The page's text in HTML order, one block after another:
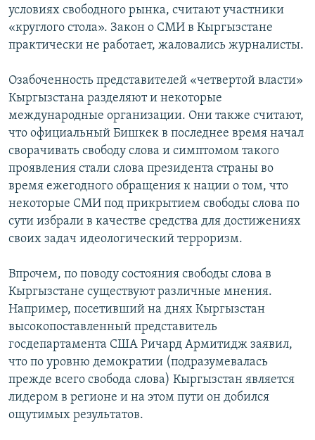
условиях свободного рынка, считают участники
«круглого стола». Закон о СМИ в Кыргызстане
практически не работает, жаловались журналисты.
Озабоченность представителей «четвертой власти»
Кыргызстана разделяют и некоторые
международные организации. Они также считают,
что официальный Бишкек в последнее время начал
сворачивать свободу слова и симптомом такого
проявления стали слова президента страны во
время ежегодного обращения к нации о том, что
некоторые СМИ под прикрытием свободы слова по
сути избрали в качестве средства для достижениях
своих задач идеологический терроризм.
Впрочем, по поводу состояния свободы слова в
Кыргызстане существуют различные мнения.
Например, посетивший на днях Кыргызстан
высокопоставленный представитель
госдепартамента США Ричард Армитидж заявил,
что по уровню демократии (подразумевалась
прежде всего свобода слова) Кыргызстан является
лидером в регионе и на этом пути он добился
ощутимых результатов.